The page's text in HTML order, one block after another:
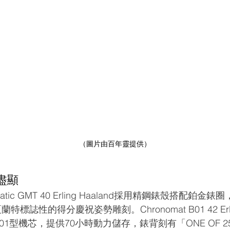
（圖片由百年靈提供）
顯
GMT 40 Erling Haaland採用精鋼錶殼搭配鉑金錶
特標誌性的得分慶祝姿勢雕刻。Chronomat B01 42
型機芯，提供70小時動力儲存，錶背刻有「ONE OF